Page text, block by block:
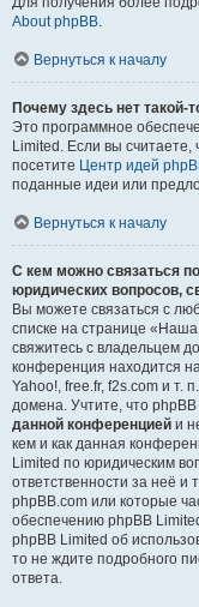
About phpBB.
Вернуться к началу
Почему здесь нет такой-
Это программное
Limited. Если вы
посетите Центр идей
поданные идеи или
Вернуться к началу
С кем можно связаться
юридических вопросов,
Вы можете связаться с
списке на странице
свяжитесь с владельцем
конференция находится
Yahoo!, free.fr, f2s.com и т.
домена. Учтите, что phpBB
данной конференцией и
кем и как данная
Limited по юридическим
ответственности за неё и
phpBB.com или которые
обеспечению phpBB
phpBB Limited об
то не ждите подробного
ответа.